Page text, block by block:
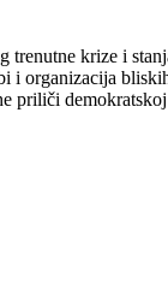
krize i
i organizacija
priliči